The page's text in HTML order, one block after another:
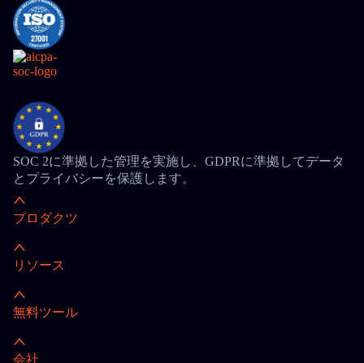
SOC 2に準拠した管理を実施し、GDPRに準拠してデータ
とプライバシーを保護します。
プロダクツ
リソース
無料ツール
会社